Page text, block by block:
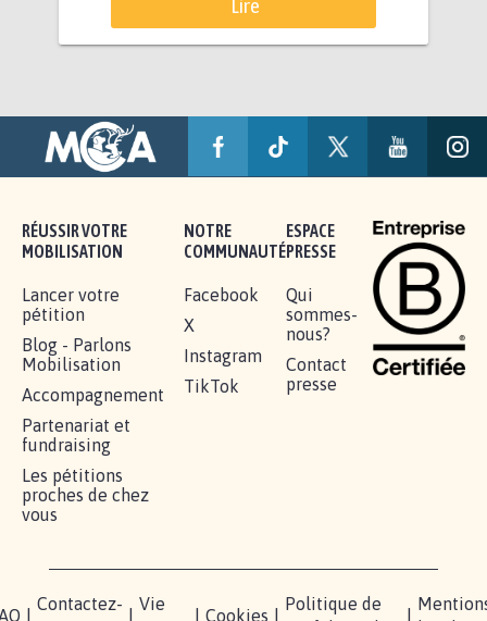
Lire
RÉUSSIR VOTRE
MOBILISATION
Lancer votre
pétition
Blog - Parlons
Mobilisation
Accompagnement
Partenariat et
fundraising
Les pétitions
proches de chez
vous
NOTRE
COMMUNAUTÉ
Facebook
X
Instagram
TikTok
ESPACE
PRESSE
Qui
sommes-
nous?
Contact
presse
Contactez-
Vie
Cookies
Politique de